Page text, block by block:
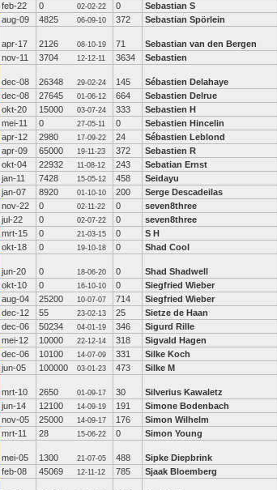
feb-22 0 02-02-22 0 Sebastian S
aug-09 4825 06-09-10 372 Sebastian Spörlein
apr-17 2126 08-10-19 71 Sebastian van den Bergen
nov-11 3704 12-12-11 3634 Sebastien
dec-08 26348 29-02-24 145 Sébastien Delahaye
dec-08 27645 01-06-12 664 Sebastien Delrue
okt-20 15000 03-07-24 333 Sebastien H
mei-11 0 27-05-11 0 Sebastien Hincelin
apr-12 2980 17-09-22 24 Sébastien Leblond
apr-09 65000 19-11-23 372 Sebastien R
okt-04 22932 11-08-12 243 Sebatian Ernst
jan-11 7428 15-05-12 458 Seidayu
jan-07 8920 01-10-10 200 Serge Descadeilas
nov-22 0 02-11-22 0 seven8three
jul-22 0 02-07-22 0 seven8three
mrt-15 0 21-03-15 0 S H
okt-18 0 19-10-18 0 Shad Cool
jun-20 0 18-06-20 0 Shad Shadwell
okt-10 0 16-10-10 0 Siegfried Wieber
aug-04 25200 10-07-07 714 Siegfried Wieber
dec-12 55 23-02-13 25 Sietze de Haan
dec-06 50234 04-01-19 346 Sigurd Rille
mei-12 10000 22-12-14 318 Sigvald Hagen
dec-06 10100 14-07-09 331 Silke Koch
jun-05 100000 03-01-23 473 Silke M
mrt-10 2650 01-09-17 30 Silverius Kawaletz
jun-14 12100 14-09-19 191 Simone Bodenbach
nov-05 25000 14-09-17 176 Simon Wilhelm
mrt-11 28 15-06-22 0 Simon Young
mei-05 1300 21-07-05 488 Sipke Diepbrink
feb-08 45069 12-11-12 785 Sjaak Bloemberg